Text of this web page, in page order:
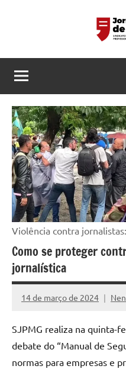
conteúdo
Sindicato
dos
Jornalistas
Profissionais
de
Minas
Gerais
Sindicato
dos
Jornalistas
Profissionais
de
MG
Violência contra
Como se proteger
jornalística
14 de março de 2024
Assessoria
SJPMG realiza na quinta-
debate do “Manual de
normas para empresas e